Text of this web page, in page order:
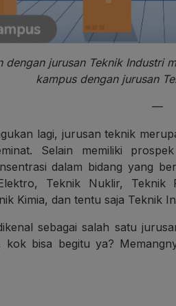
dengan jurusan Teknik Industri
kampus dengan jurusan
—
lagi, jurusan teknik
Selain memiliki
dalam bidang yang
Teknik Nuklir, Teknik
Kimia, dan tentu saja Teknik
sebagai salah satu
kok bisa begitu ya?